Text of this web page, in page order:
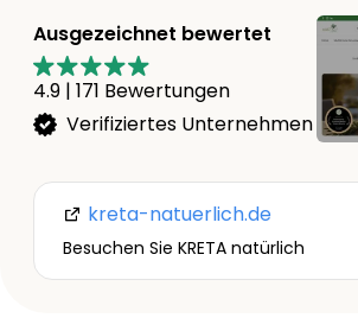
Ausgezeichnet bewertet
4.9 | 171 Bewertungen
Verifiziertes Unternehmen
kreta-natuerlich.de
Besuchen Sie KRETA natürlich